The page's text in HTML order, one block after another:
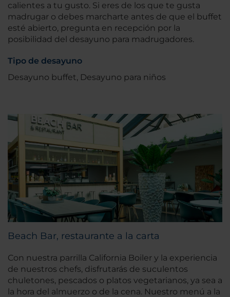
calientes a tu gusto. Si eres de los que te gusta
madrugar o debes marcharte antes de que el buffet
esté abierto, pregunta en recepción por la
posibilidad del desayuno para madrugadores.
Tipo de desayuno
Desayuno buffet, Desayuno para niños
Beach Bar, restaurante a la carta
Con nuestra parrilla California Boiler y la experiencia
de nuestros chefs, disfrutarás de suculentos
chuletones, pescados o platos vegetarianos, ya sea a
la hora del almuerzo o de la cena. Nuestro menú a la